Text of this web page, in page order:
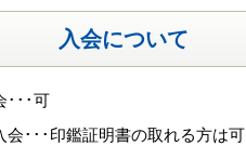
入会について
･･･可
会･･･印鑑証明書の取れる方は可